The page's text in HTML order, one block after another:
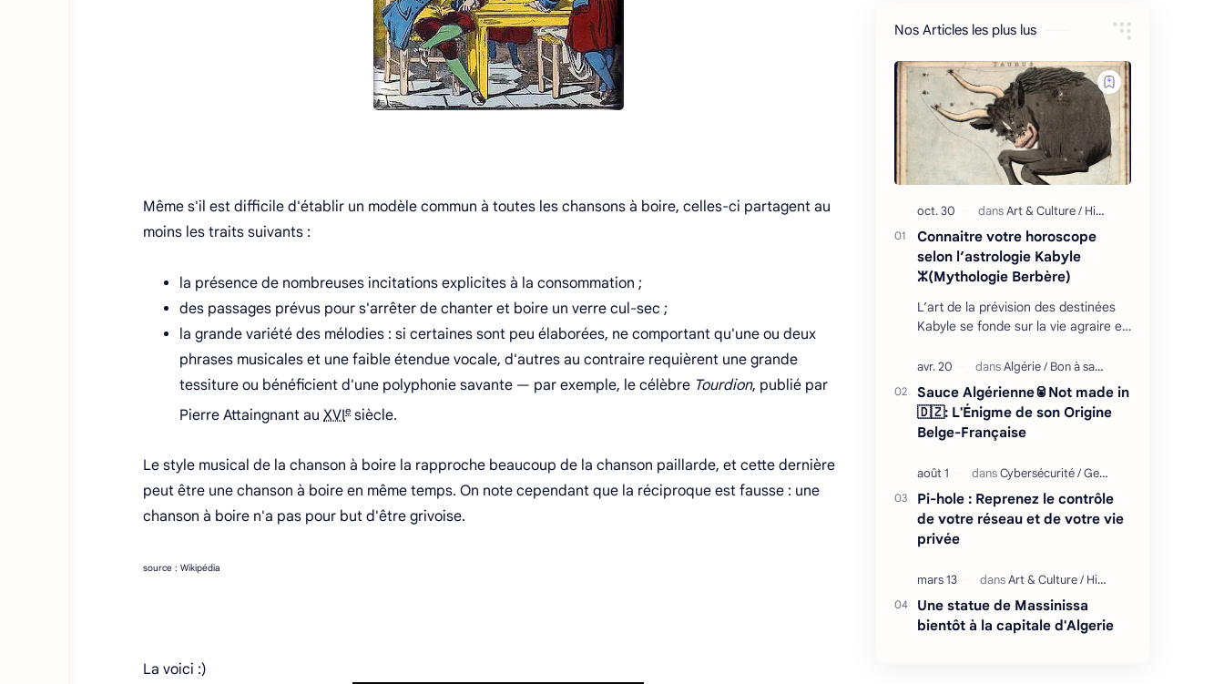
Même s'il est difficile d'établir un modèle commun à toutes les chansons à boire, celles-ci partagent au
moins les traits suivants :
la présence de nombreuses incitations explicites à la consommation ;
des passages prévus pour s'arrêter de chanter et boire un verre cul-sec ;
la grande variété des mélodies : si certaines sont peu élaborées, ne comportant qu'une ou deux
phrases musicales et une faible étendue vocale, d'autres au contraire requièrent une grande
tessiture ou bénéficient d'une polyphonie savante — par exemple, le célèbre Tourdion, publié par
Pierre Attaingnant au XVIe siècle.
Le style musical de la chanson à boire la rapproche beaucoup de la chanson paillarde, et cette dernière
peut être une chanson à boire en même temps. On note cependant que la réciproque est fausse : une
chanson à boire n'a pas pour but d'être grivoise.
source : Wikipédia
La voici :)
Nos Articles les plus lus
Connaitre votre horoscope
selon l’astrologie Kabyle
ⵣ(Mythologie Berbère)
L’art de la prévision des destinées
Kabyle se fonde sur la vie agraire et
avec son environnement : retour
cycliq…
Sauce Algérienne🥫Not made in
🇩🇿: L'Énigme de son Origine
Belge-Française
Pi-hole : Reprenez le contrôle
de votre réseau et de votre vie
privée
Une statue de Massinissa
bientôt à la capitale d'Algerie